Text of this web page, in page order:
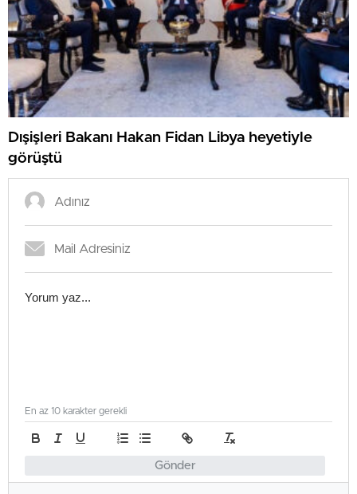
Dışişleri Bakanı Hakan Fidan Libya heyetiyle
görüştü
Gönder
En az 10 karakter gerekli